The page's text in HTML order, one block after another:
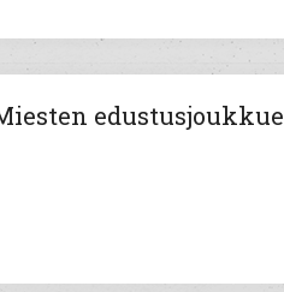
Miesten edustusjoukkue